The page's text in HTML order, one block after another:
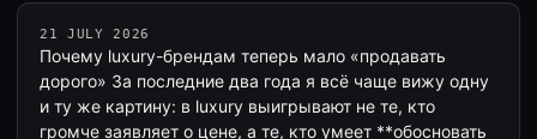
21 JULY 2026
Почему luxury-брендам теперь мало «продавать
дорого» За последние два года я всё чаще вижу одну
и ту же картину: в luxury выигрывают не те, кто
громче заявляет о цене, а те, кто умеет **обосновать